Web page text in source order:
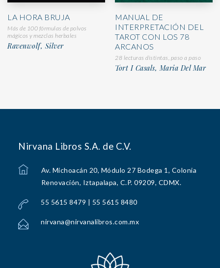
LA HORA BRUJA
Más de 100 fórmulas de polvos
mágicos y mezclas herbales
Ravenwolf, Silver
MANUAL DE
INTERPRETACIÓN DEL
TAROT CON LOS 78
ARCANOS
28 lecturas distintas, paso a paso
Tort I Casals, Maria Del Mar
Nirvana Libros S.A. de C.V.
Av. Michoacán 20, Módulo 27 Bodega 1, Colonia
Renovación, Iztapalapa, C.P. 09209, CDMX.
55 5615 8479 | 55 5615 8480
nirvana@nirvanalibros.com.mx